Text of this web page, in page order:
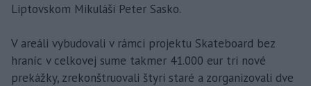
Liptovskom Mikuláši Peter Sasko.
V areáli vybudovali v rámci projektu Skateboard bez
hraníc v celkovej sume takmer 41.000 eur tri nové
prekážky, zrekonštruovali štyri staré a zorganizovali dve